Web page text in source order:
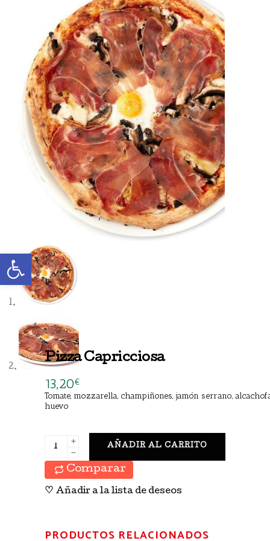
Abrir barra de herramientas
Pizza Capricciosa
13,20€
Tomate, mozzarella, champiñones, jamón serrano,
huevo
AÑADIR AL CARRITO
Comparar
♡ Añadir a la lista de deseos
PRODUCTOS RELACIONADOS